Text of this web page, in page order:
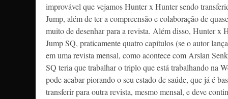
improvável que vejamos Hunter x Hunter sendo
Jump, além de ter a compreensão e colaboração de
muito de desenhar para a revista. Além disso, Hunter x
Jump SQ, praticamente quatro capítulos (se o autor
em uma revista mensal, como acontece com Arslan
SQ teria que trabalhar o triplo que está trabalhando na
pode acabar piorando o seu estado de saúde, que já é
transferir para outra revista, mesmo mensal, e deve